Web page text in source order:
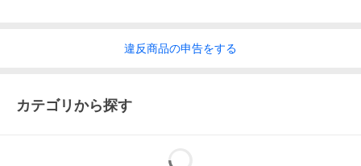
違反商品の申告をする
カテゴリから探す